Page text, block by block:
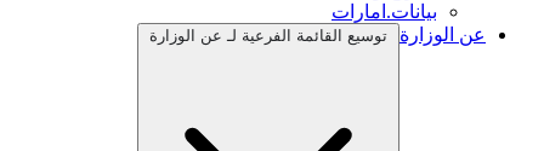
بيانات.امارات
عن الوزارة
توسيع القائمة الفرعية لـ عن الوزارة